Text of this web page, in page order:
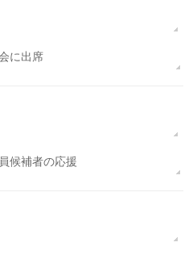
に出席
候補者の応援